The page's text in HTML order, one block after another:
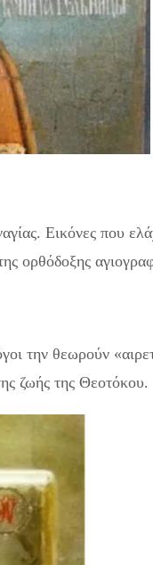
Εικόνες που
ορθόδοξης
την θεωρούν
ζωής της Θεοτόκου.